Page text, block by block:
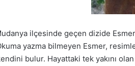
ilçesinde geçen dizide
yazma bilmeyen Esmer,
bulur. Hayattaki tek yakını